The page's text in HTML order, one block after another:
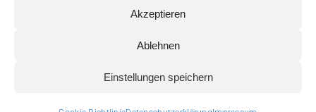
Akzeptieren
Ablehnen
Einstellungen speichern